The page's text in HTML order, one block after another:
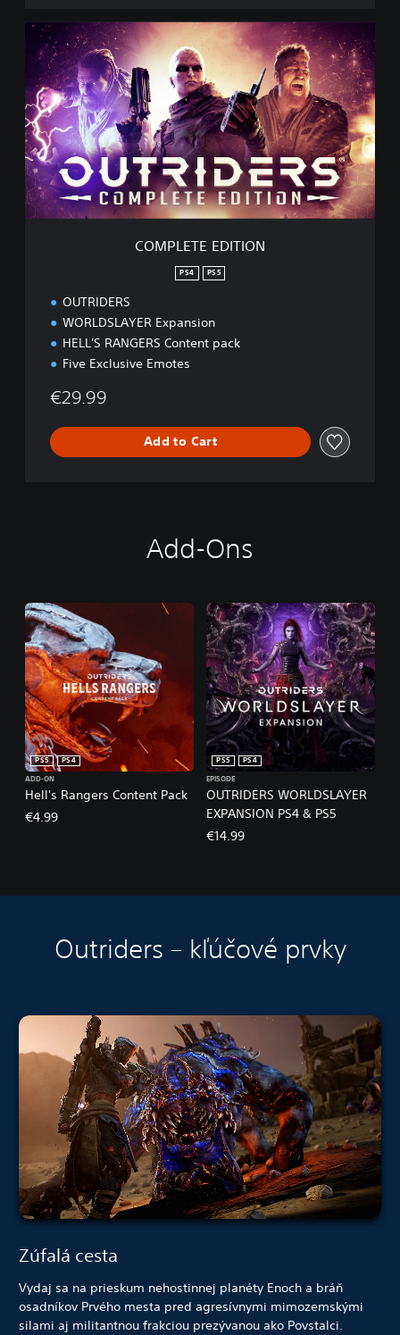
O
L
E
T
E
E
D
I
T
COMPLETE EDITION
PS4 PS5
OUTRIDERS
WORLDSLAYER Expansion
HELL'S RANGERS Content pack
Five Exclusive Emotes
€29.99
Add to Cart
Add-Ons
Hell's Rangers Content Pack
PS5
PS4
ADD-ON
€4.99
OUTRIDERS WORLDSLAYER
EXPANSION PS4 & PS5
PS5
PS4
EPISODE
€14.99
Outriders – kľúčové prvky
Zúfalá cesta
Vydaj sa na prieskum nehostinnej planéty Enoch a bráň
osadníkov Prvého mesta pred agresívnymi mimozemskými
silami aj militantnou frakciou prezývanou ako Povstalci.